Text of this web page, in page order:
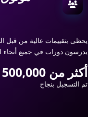
يحظى بتقييمات عالية من قبل
يدرسون دورات في جميع أنحاء
أكثر من 500,000 طالب
تم التسجيل بنجاح